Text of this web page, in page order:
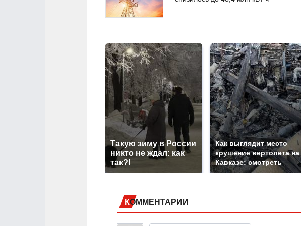
Такую зиму в России
никто не ждал: как
так?!
Как выглядит место
крушение вертолета на
Кавказе: смотреть
КОММЕНТАРИИ